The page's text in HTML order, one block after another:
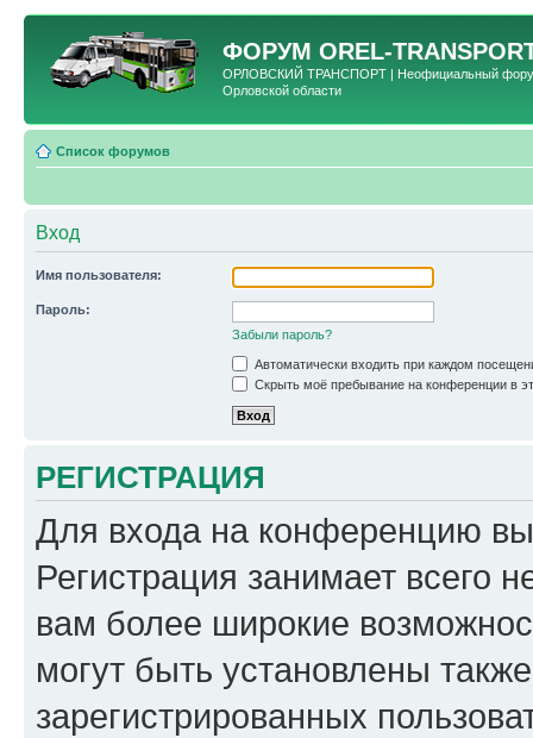
ФОРУМ OREL-
ОРЛОВСКИЙ ТРАНСПОРТ | Неофициальный форум
Орловской области
Список форумов
Вход
Имя пользователя:
Пароль:
Забыли пароль?
Автоматически входить при каждом
Скрыть моё пребывание на конференции в
РЕГИСТРАЦИЯ
Для входа на конференцию
Регистрация занимает всего
вам более широкие
могут быть установлены
зарегистрированных